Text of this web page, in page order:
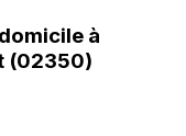
à
(02350)